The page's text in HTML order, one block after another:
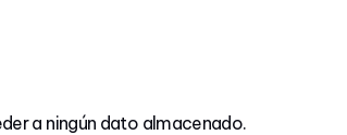
a ningún dato almacenado.